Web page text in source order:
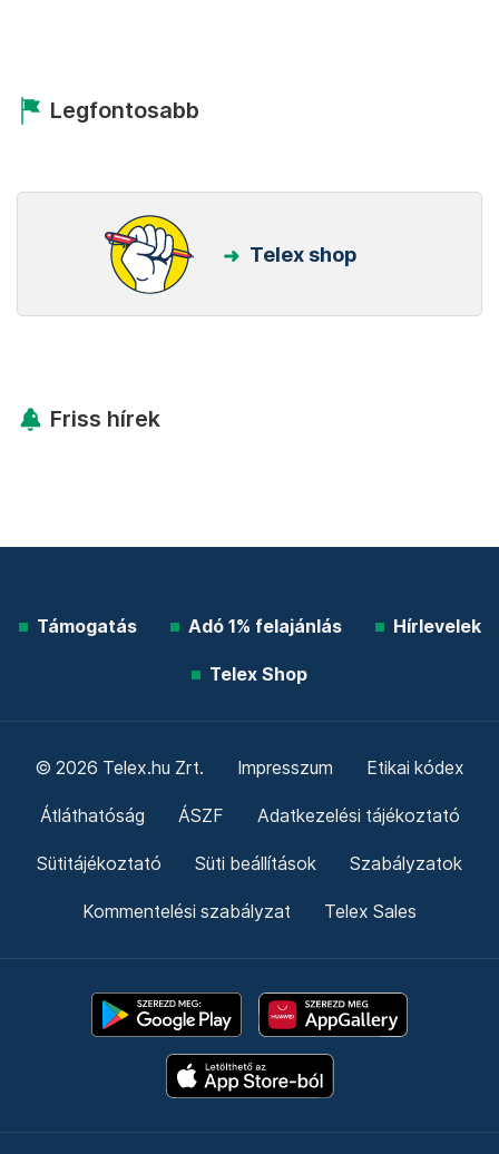
Legfontosabb
Telex shop
Friss hírek
Támogatás Adó 1% felajánlás Hírlevelek
Telex Shop
© 2026 Telex.hu Zrt. Impresszum Etikai kódex
Átláthatóság ÁSZF Adatkezelési tájékoztató
Sütitájékoztató Süti beállítások Szabályzatok
Kommentelési szabályzat Telex Sales